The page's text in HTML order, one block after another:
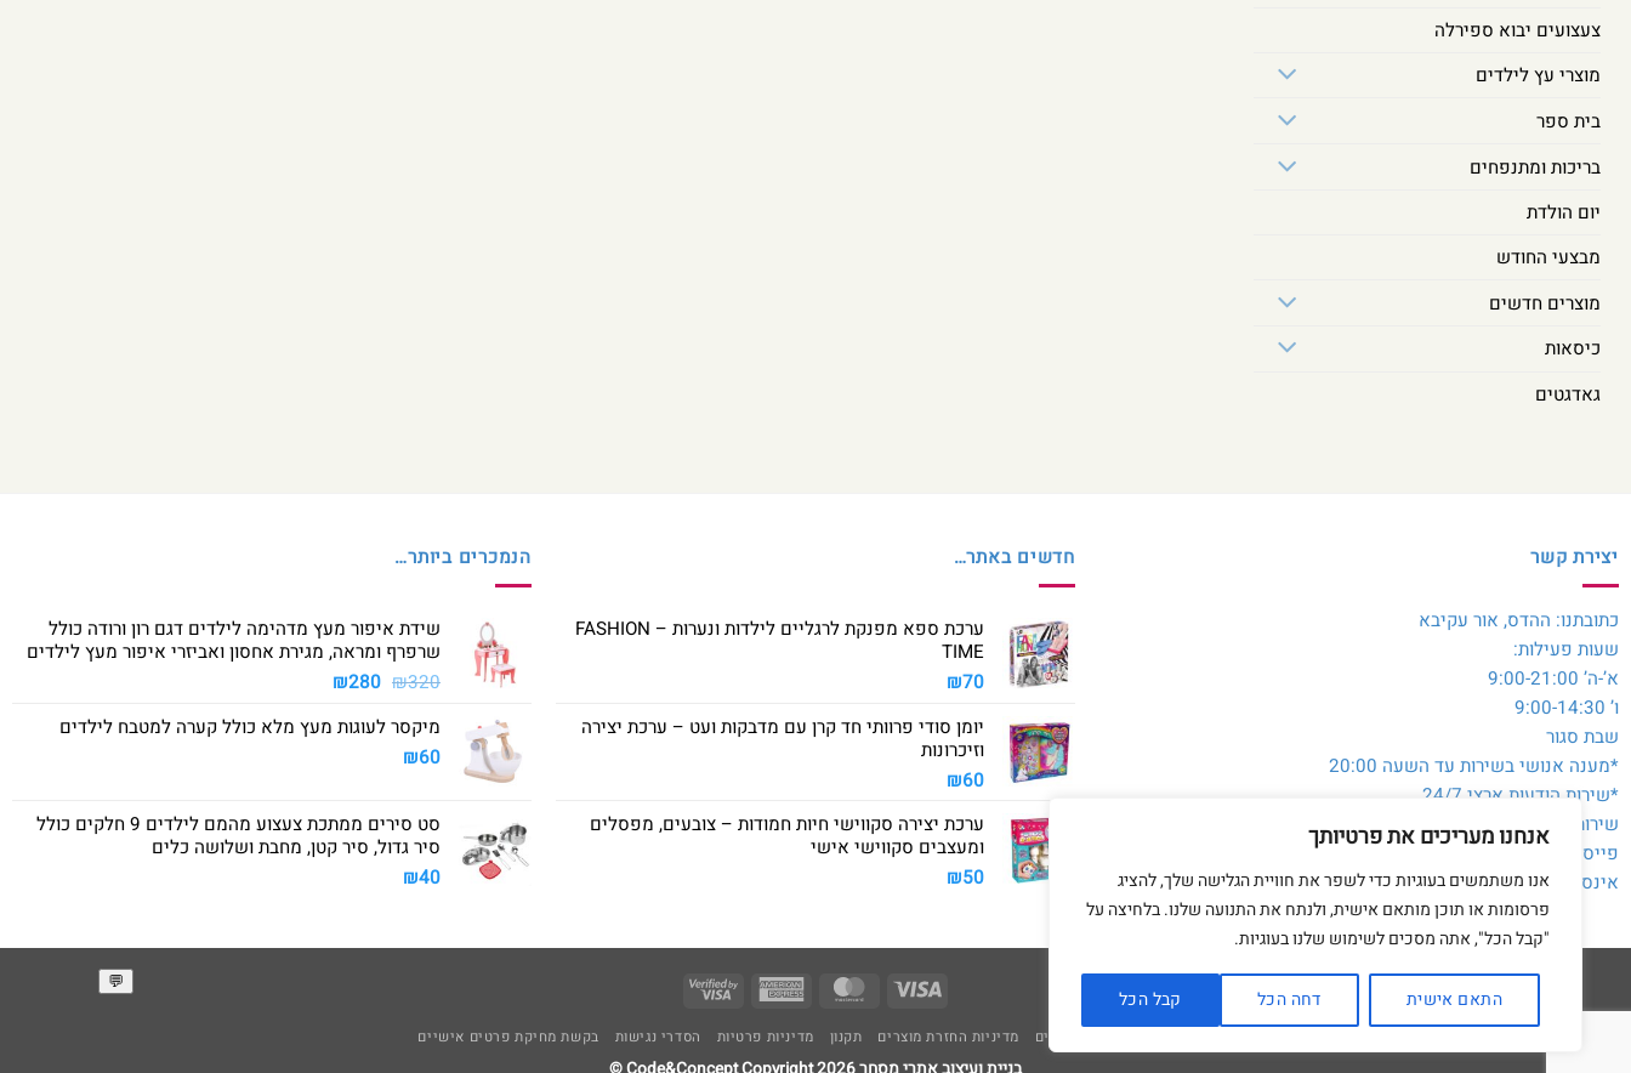
אנחנו מעריכים את פרטיותך
אנו משתמשים בעוגיות כדי לשפר את חוויית הגלישה שלך, להציג
פרסומות או תוכן מותאם אישית, ולנתח את התנועה שלנו. בלחיצה על
"קבל הכל", אתה מסכים לשימוש שלנו בעוגיות.
התאם אישית דחה הכל קבל הכל
צעצועים יבוא ספירלה
מוצרי עץ לילדים
בית ספר
בריכות ומתנפחים
יום הולדת
מבצעי החודש
מוצרים חדשים
כיסאות
גאדגטים
יצירת קשר
כתובתנו: ההדס, אור עקיבא
שעות פעילות:
א’-ה’ 9:00-21:00
ו’ 9:00-14:30
שבת סגור
*מענה אנושי בשירות עד השעה 20:00
*שירות הודעות ארצי 24/7
שירות לקוחות והזמנות:054-3980564
פייסבוק:
אינסטגרם:toysalecoil
חדשים באתר…
ערכת ספא מפנקת לרגליים לילדות ונערות – FASHION
TIME
₪70
יומן סודי פרוותי חד קרן עם מדבקות ועט – ערכת יצירה
וזיכרונות
₪60
ערכת יצירה סקווישי חיות חמודות – צובעים, מפסלים
ומעצבים סקווישי אישי
₪50
הנמכרים ביותר…
שידת איפור מעץ מדהימה לילדים דגם רון ורודה כולל
שרפרף ומראה, מגירת אחסון ואביזרי איפור מעץ לילדים
₪320
המחיר
היה:
₪280 המחיר
הוא:
מיקסר לעוגות מעץ מלא כולל קערה למטבח לילדים
₪60
סט סירים ממתכת צעצוע מהמם לילדים 9 חלקים כולל
סיר גדול, סיר קטן, מחבת ושלושה כלים
₪40
Visa
MasterCard
American
Visa
מדיניות משלוחים מדיניות החזרת מוצרים תקנון מדיניות פרטיות הסדרי נגישות בקשת מחיקת פרטים אישיים